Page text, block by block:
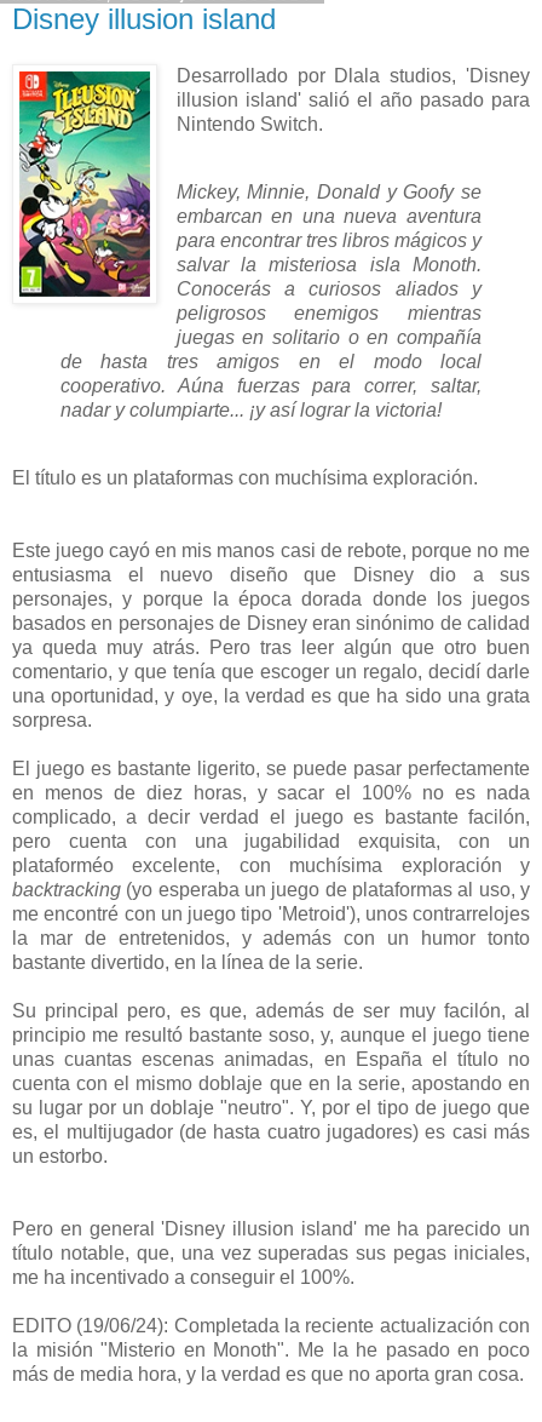
Disney illusion island
Desarrollado por Dlala studios, 'Disney
illusion island' salió el año pasado para
Nintendo Switch.
Mickey, Minnie, Donald y Goofy se
embarcan en una nueva aventura
para encontrar tres libros mágicos y
salvar la misteriosa isla Monoth.
Conocerás a curiosos aliados y
peligrosos enemigos mientras
juegas en solitario o en compañía
de hasta tres amigos en el modo local
cooperativo. Aúna fuerzas para correr, saltar,
nadar y columpiarte... ¡y así lograr la victoria!
El título es un plataformas con muchísima exploración.
Este juego cayó en mis manos casi de rebote, porque no me
entusiasma el nuevo diseño que Disney dio a sus
personajes, y porque la época dorada donde los juegos
basados en personajes de Disney eran sinónimo de calidad
ya queda muy atrás. Pero tras leer algún que otro buen
comentario, y que tenía que escoger un regalo, decidí darle
una oportunidad, y oye, la verdad es que ha sido una grata
sorpresa.
El juego es bastante ligerito, se puede pasar perfectamente
en menos de diez horas, y sacar el 100% no es nada
complicado, a decir verdad el juego es bastante facilón,
pero cuenta con una jugabilidad exquisita, con un
plataforméo excelente, con muchísima exploración y
backtracking (yo esperaba un juego de plataformas al uso, y
me encontré con un juego tipo 'Metroid'), unos contrarrelojes
la mar de entretenidos, y además con un humor tonto
bastante divertido, en la línea de la serie.
Su principal pero, es que, además de ser muy facilón, al
principio me resultó bastante soso, y, aunque el juego tiene
unas cuantas escenas animadas, en España el título no
cuenta con el mismo doblaje que en la serie, apostando en
su lugar por un doblaje "neutro". Y, por el tipo de juego que
es, el multijugador (de hasta cuatro jugadores) es casi más
un estorbo.
Pero en general 'Disney illusion island' me ha parecido un
título notable, que, una vez superadas sus pegas iniciales,
me ha incentivado a conseguir el 100%.
EDITO (19/06/24): Completada la reciente actualización con
la misión "Misterio en Monoth". Me la he pasado en poco
más de media hora, y la verdad es que no aporta gran cosa.